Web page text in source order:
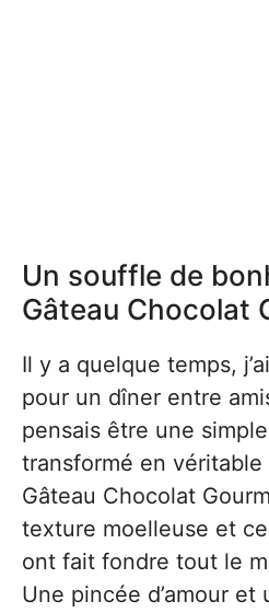
Un souffle de
Gâteau Chocolat
Il y a quelque temps,
pour un dîner entre
pensais être une
transformé en
Gâteau Chocolat
texture moelleuse et
ont fait fondre tout le
Une pincée d’amour